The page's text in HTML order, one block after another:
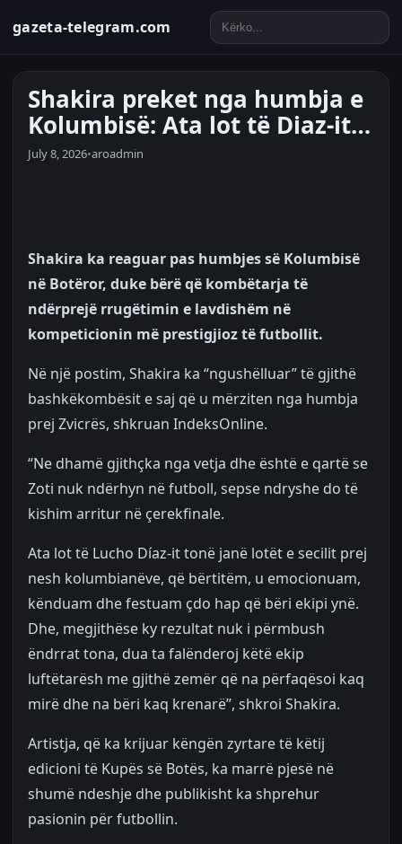
gazeta-telegram.com
Shakira preket nga humbja e
Kolumbisë: Ata lot të Diaz-it…
July 8, 2026•aroadmin
Shakira ka reaguar pas humbjes së Kolumbisë
në Botëror, duke bërë që kombëtarja të
ndërprejë rrugëtimin e lavdishëm në
kompeticionin më prestigjioz të futbollit.
Në një postim, Shakira ka “ngushëlluar” të gjithë
bashkëkombësit e saj që u mërziten nga humbja
prej Zvicrës, shkruan IndeksOnline.
“Ne dhamë gjithçka nga vetja dhe është e qartë se
Zoti nuk ndërhyn në futboll, sepse ndryshe do të
kishim arritur në çerekfinale.
Ata lot të Lucho Díaz-it tonë janë lotët e secilit prej
nesh kolumbianëve, që bërtitëm, u emocionuam,
kënduam dhe festuam çdo hap që bëri ekipi ynë.
Dhe, megjithëse ky rezultat nuk i përmbush
ëndrrat tona, dua ta falënderoj këtë ekip
luftëtarësh me gjithë zemër që na përfaqësoi kaq
mirë dhe na bëri kaq krenarë”, shkroi Shakira.
Artistja, që ka krijuar këngën zyrtare të këtij
edicioni të Kupës së Botës, ka marrë pjesë në
shumë ndeshje dhe publikisht ka shprehur
pasionin për futbollin.